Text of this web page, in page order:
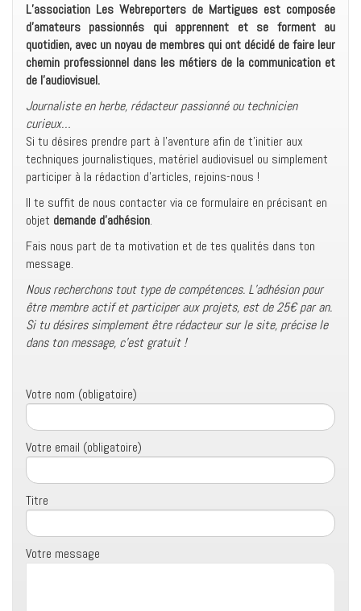
L’association Les Webreporters de Martigues est composée
d’amateurs passionnés qui apprennent et se forment au
quotidien, avec un noyau de membres qui ont décidé de faire leur
chemin professionnel dans les métiers de la communication et
de l’audiovisuel.
Journaliste en herbe, rédacteur passionné ou technicien
curieux…
Si tu désires prendre part à l’aventure afin de t’initier aux
techniques journalistiques, matériel audiovisuel ou simplement
participer à la rédaction d’articles, rejoins-nous !
Il te suffit de nous contacter via ce formulaire en précisant en
objet demande d’adhésion.
Fais nous part de ta motivation et de tes qualités dans ton
message.
Nous recherchons tout type de compétences. L’adhésion pour
être membre actif et participer aux projets, est de 25€ par an.
Si tu désires simplement être rédacteur sur le site, précise le
dans ton message, c’est gratuit !
Votre nom (obligatoire)
Votre email (obligatoire)
Titre
Votre message